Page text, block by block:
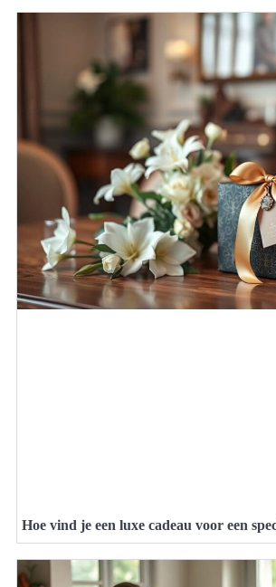
Hoe vind je een luxe cadeau voor een